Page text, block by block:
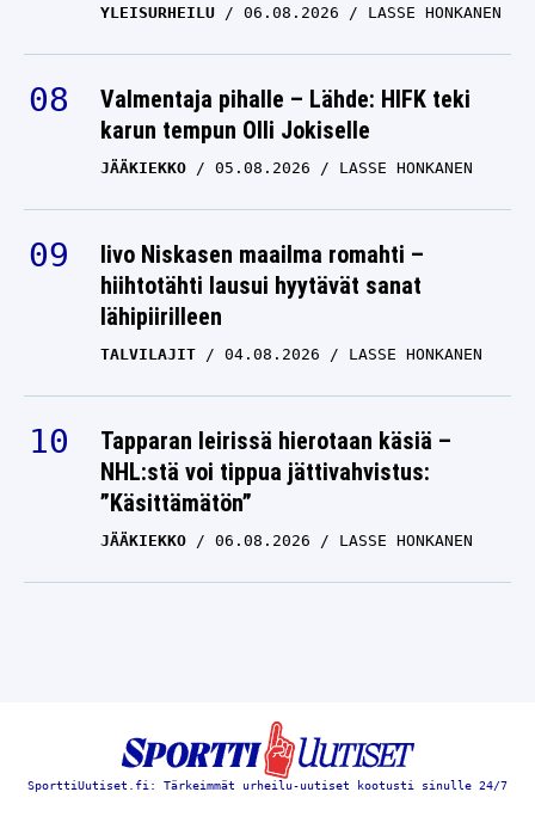
YLEISURHEILU 06.08.2026 LASSE HONKANEN
Valmentaja pihalle – Lähde: HIFK teki
karun tempun Olli Jokiselle
JÄÄKIEKKO 05.08.2026 LASSE HONKANEN
Iivo Niskasen maailma romahti –
hiihtotähti lausui hyytävät sanat
lähipiirilleen
TALVILAJIT 04.08.2026 LASSE HONKANEN
Tapparan leirissä hierotaan käsiä –
NHL:stä voi tippua jättivahvistus:
”Käsittämätön”
JÄÄKIEKKO 06.08.2026 LASSE HONKANEN
SporttiUutiset.fi: Tärkeimmät urheilu-uutiset kootusti sinulle 24/7